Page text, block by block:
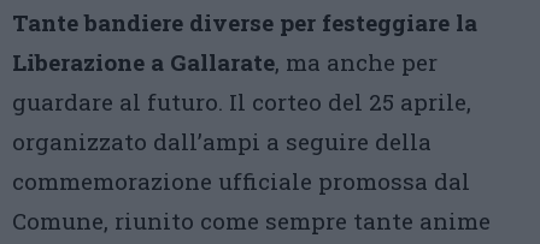
Tante bandiere diverse per festeggiare la
Liberazione a Gallarate, ma anche per
guardare al futuro. Il corteo del 25 aprile,
organizzato dall’ampi a seguire della
commemorazione ufficiale promossa dal
Comune, riunito come sempre tante anime